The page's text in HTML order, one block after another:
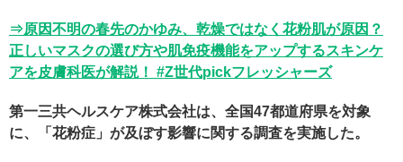
⇒原因不明の春先のかゆみ、乾燥ではなく花粉肌が原因？
正しいマスクの選び方や肌免疫機能をアップするスキンケ
アを皮膚科医が解説！ #Z世代pickフレッシャーズ
第一三共ヘルスケア株式会社は、全国47都道府県を対象
に、「花粉症」が及ぼす影響に関する調査を実施した。